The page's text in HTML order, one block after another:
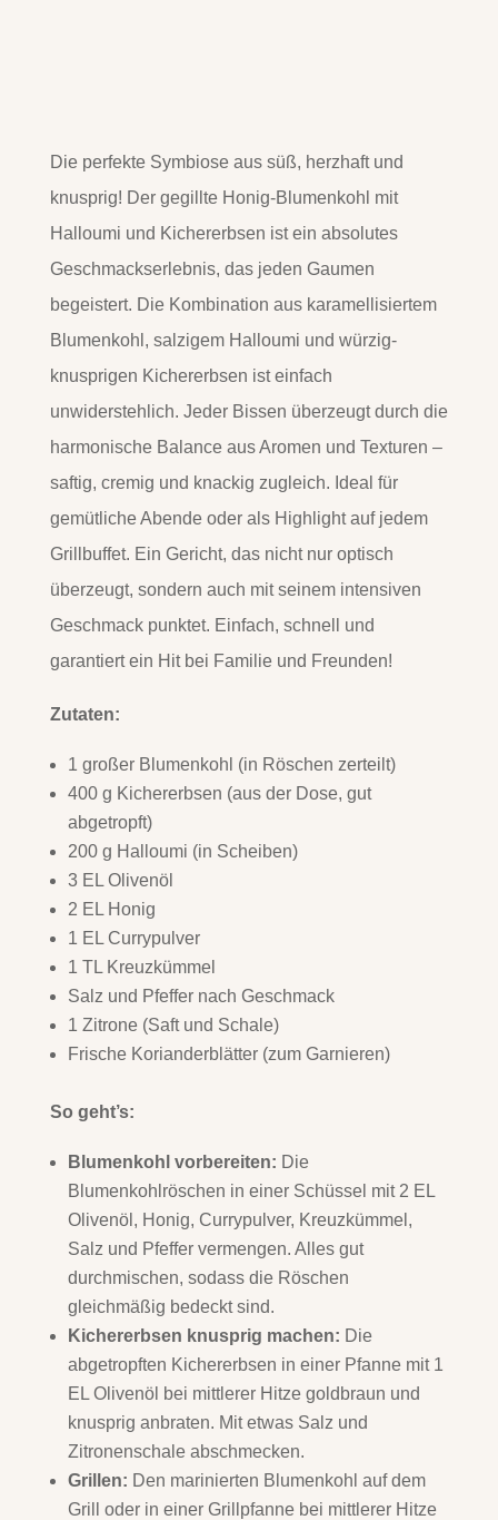
Die perfekte Symbiose aus süß, herzhaft und
knusprig! Der gegillte Honig-Blumenkohl mit
Halloumi und Kichererbsen ist ein absolutes
Geschmackserlebnis, das jeden Gaumen
begeistert. Die Kombination aus karamellisiertem
Blumenkohl, salzigem Halloumi und würzig-
knusprigen Kichererbsen ist einfach
unwiderstehlich. Jeder Bissen überzeugt durch die
harmonische Balance aus Aromen und Texturen –
saftig, cremig und knackig zugleich. Ideal für
gemütliche Abende oder als Highlight auf jedem
Grillbuffet. Ein Gericht, das nicht nur optisch
überzeugt, sondern auch mit seinem intensiven
Geschmack punktet. Einfach, schnell und
garantiert ein Hit bei Familie und Freunden!
Zutaten:
1 großer Blumenkohl (in Röschen zerteilt)
400 g Kichererbsen (aus der Dose, gut
abgetropft)
200 g Halloumi (in Scheiben)
3 EL Olivenöl
2 EL Honig
1 EL Currypulver
1 TL Kreuzkümmel
Salz und Pfeffer nach Geschmack
1 Zitrone (Saft und Schale)
Frische Korianderblätter (zum Garnieren)
So geht’s:
Blumenkohl vorbereiten: Die
Blumenkohlröschen in einer Schüssel mit 2 EL
Olivenöl, Honig, Currypulver, Kreuzkümmel,
Salz und Pfeffer vermengen. Alles gut
durchmischen, sodass die Röschen
gleichmäßig bedeckt sind.
Kichererbsen knusprig machen: Die
abgetropften Kichererbsen in einer Pfanne mit 1
EL Olivenöl bei mittlerer Hitze goldbraun und
knusprig anbraten. Mit etwas Salz und
Zitronenschale abschmecken.
Grillen: Den marinierten Blumenkohl auf dem
Grill oder in einer Grillpfanne bei mittlerer Hitze